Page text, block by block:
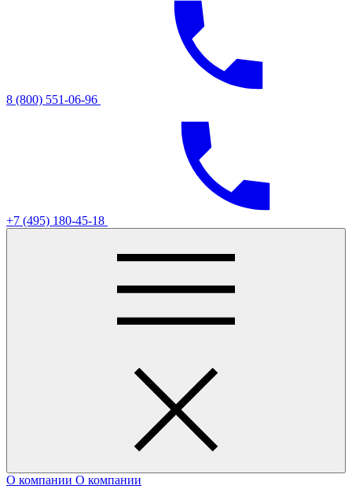
8 (800) 551-06-96
+7 (495) 180-45-18
О компании О компании